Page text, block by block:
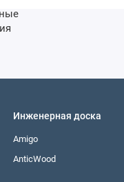
Инженерная доска
Amigo
AnticWood